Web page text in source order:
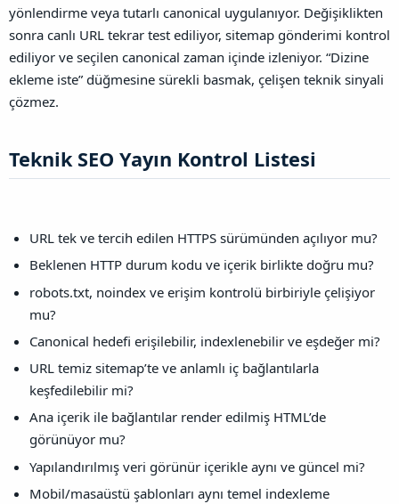
yönlendirme veya tutarlı canonical uygulanıyor. Değişiklikten
sonra canlı URL tekrar test ediliyor, sitemap gönderimi kontrol
ediliyor ve seçilen canonical zaman içinde izleniyor. “Dizine
ekleme iste” düğmesine sürekli basmak, çelişen teknik sinyali
çözmez.
Teknik SEO Yayın Kontrol Listesi​
URL tek ve tercih edilen HTTPS sürümünden açılıyor mu?
Beklenen HTTP durum kodu ve içerik birlikte doğru mu?
robots.txt, noindex ve erişim kontrolü birbiriyle çelişiyor
mu?
Canonical hedefi erişilebilir, indexlenebilir ve eşdeğer mi?
URL temiz sitemap’te ve anlamlı iç bağlantılarla
keşfedilebilir mi?
Ana içerik ile bağlantılar render edilmiş HTML’de
görünüyor mu?
Yapılandırılmış veri görünür içerikle aynı ve güncel mi?
Mobil/masaüstü şablonları aynı temel indexleme